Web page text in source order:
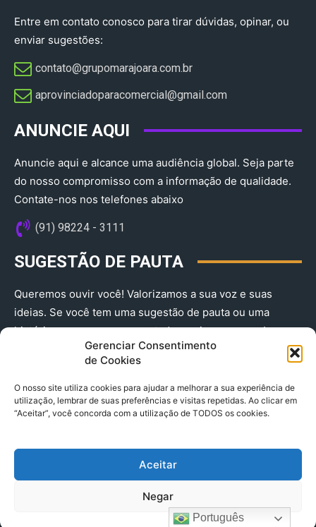
Gerenciar Consentimento
de Cookies
O nosso site utiliza cookies para ajudar a melhorar a sua experiência de
utilização, lembrar de suas preferências e visitas repetidas. Ao clicar em
“Aceitar”, você concorda com a utilização de TODOS os cookies.
Aceitar
Negar
Entre em contato conosco para tirar dúvidas, opinar, ou
enviar sugestões:
contato@grupomarajoara.com.br
aprovinciadoparacomercial@gmail.com​
ANUNCIE AQUI
Anuncie aqui e alcance uma audiência global. Seja parte
do nosso compromisso com a informação de qualidade.
Contate-nos nos telefones abaixo
(91) 98224 - 3111
SUGESTÃO DE PAUTA
Queremos ouvir você! Valorizamos a sua voz e suas
ideias. Se você tem uma sugestão de pauta ou uma
história que merece ser contada, envie-nos agora!
(91) 98224 - 3111
© 2025 A Província do Pará CNPJ: 04.901.141/0001-36 End .
Trav. Quintino Bocaiuva 2301, Ed. Rogério Fernandez – Sala
2701- Cremação – CEP 66045.315
Português